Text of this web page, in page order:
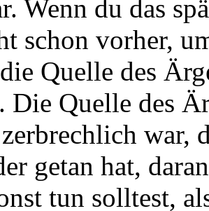
Wenn du das
schon vorher,
Quelle des
Die Quelle des
war,
getan hat,
tun solltest,